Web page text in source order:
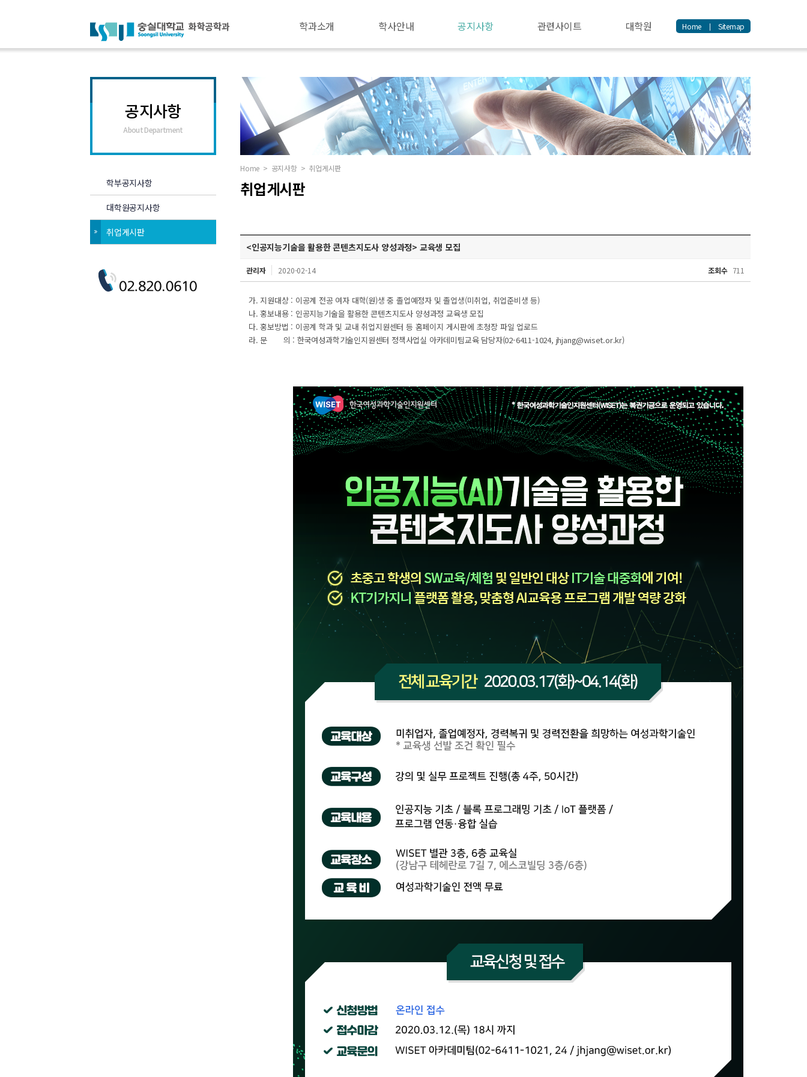
학과소개 학사안내 공지사항 관련사이트 대학원 Home | Sitemap
공지사항
About Department
학부공지사항
대학원공지사항
취업게시판
Home > 공지사항 > 취업게시판
취업게시판
<인공지능기술을 활용한 콘텐츠지도사 양성과정> 교육생 모집
관리자 2020-02-14 조회수 711
가. 지원대상 : 이공계 전공 여자 대학(원)생 중 졸업예정자 및 졸업생(미취업, 취업준비생 등)
나. 홍보내용 : 인공지능기술을 활용한 콘텐츠지도사 양성과정 교육생 모집
다. 홍보방법 : 이공계 학과 및 교내 취업지원센터 등 홈페이지 게시판에 초청장 파일 업로드
라. 문 의 : 한국여성과학기술인지원센터 정책사업실 아카데미팀교육 담당자(02-6411-1024, jhjang@wiset.or.kr)